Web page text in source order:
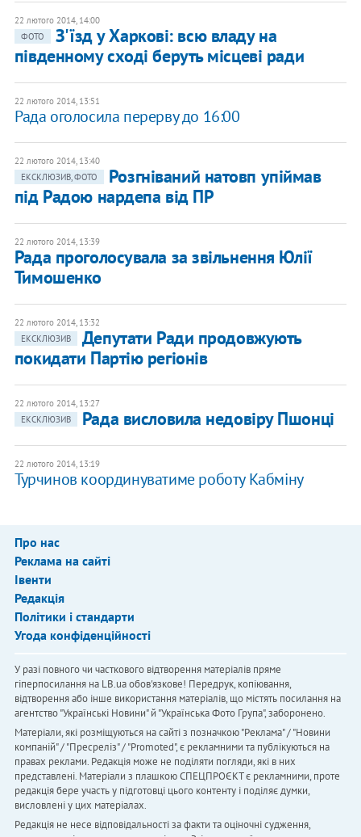
22 лютого 2014, 14:00
ФОТО
З'їзд у Харкові: всю владу на
південному сході беруть місцеві ради
22 лютого 2014, 13:51
Рада оголосила перерву до 16:00
22 лютого 2014, 13:40
ЕКСКЛЮЗИВ, ФОТО
Розгніваний натовп упіймав
під Радою нардепа від ПР
22 лютого 2014, 13:39
Рада проголосувала за звільнення Юлії
Тимошенко
22 лютого 2014, 13:32
ЕКСКЛЮЗИВ
Депутати Ради продовжують
покидати Партію регіонів
22 лютого 2014, 13:27
ЕКСКЛЮЗИВ
Рада висловила недовіру Пшонці
22 лютого 2014, 13:19
Турчинов координуватиме роботу Кабміну
Про нас
Реклама на сайті
Івенти
Редакція
Політики і стандарти
Угода конфіденційності
У разі повного чи часткового відтворення матеріалів пряме
гіперпосилання на LB.ua обов'язкове! Передрук, копіювання,
відтворення або інше використання матеріалів, що містять посилання на
агентство "Українськi Новини" й "Українська Фото Група", заборонено.
Матеріали, які розміщуються на сайті з позначкою "Реклама" / "Новини
компаній" / "Пресреліз" / "Promoted", є рекламними та публікуються на
правах реклами. Редакція може не поділяти погляди, які в них
представлені. Матеріали з плашкою СПЕЦПРОЄКТ є рекламними, проте
редакція бере участь у підготовці цього контенту і поділяє думки,
висловлені у цих матеріалах.
Редакція не несе відповідальності за факти та оціночні судження,